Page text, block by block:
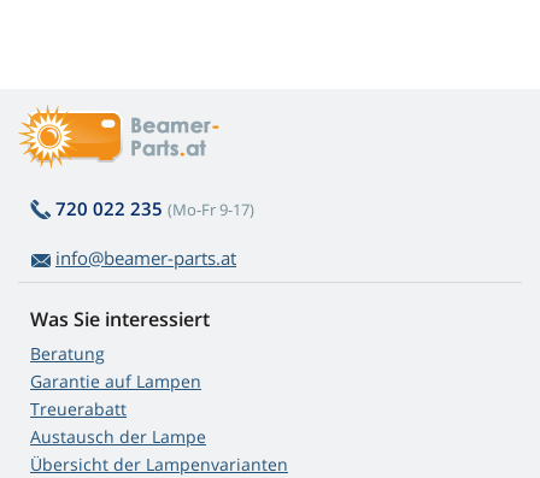
720 022 235 (Mo-Fr 9-17)
info@beamer-parts.at
Was Sie interessiert
Beratung
Garantie auf Lampen
Treuerabatt
Austausch der Lampe
Übersicht der Lampenvarianten